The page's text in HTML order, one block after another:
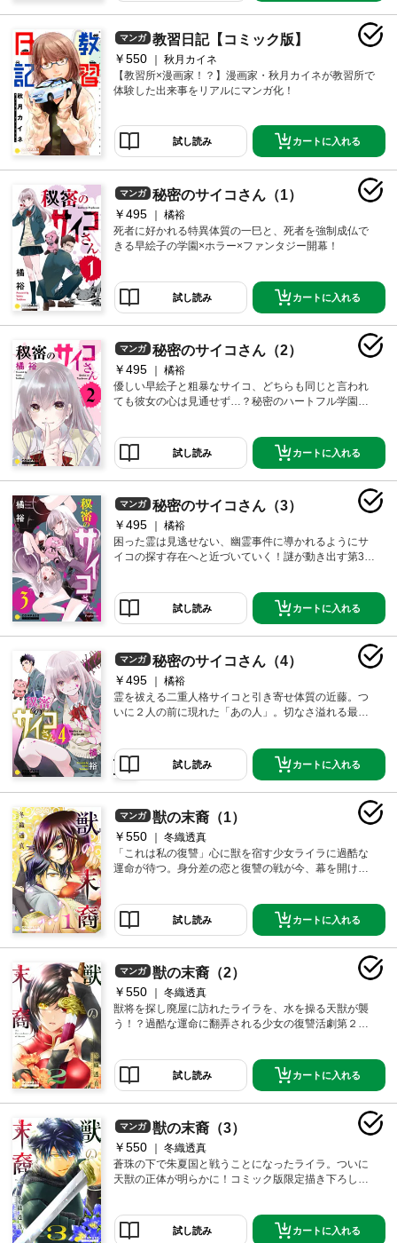
マンガ 教習日記【コミック版】
￥550
秋月カイネ
【教習所×漫画家！？】漫画家・秋月カイネが教習所で
体験した出来事をリアルにマンガ化！
試し読み カートに入れる
マンガ 秘密のサイコさん（1）
￥495
橘裕
死者に好かれる特異体質の一巳と、死者を強制成仏で
きる早絵子の学園×ホラー×ファンタジー開幕！
試し読み カートに入れる
マンガ 秘密のサイコさん（2）
￥495
橘裕
優しい早絵子と粗暴なサイコ、どちらも同じと言われ
ても彼女の心は見通せず…？秘密のハートフル学園ホ
試し読み カートに入れる
マンガ 秘密のサイコさん（3）
￥495
橘裕
困った霊は見逃せない、幽霊事件に導かれるようにサ
イコの探す存在へと近づいていく！謎が動き出す第3
試し読み カートに入れる
マンガ 秘密のサイコさん（4）
￥495
橘裕
霊を祓える二重人格サイコと引き寄せ体質の近藤。つ
いに２人の前に現れた「あの人」。切なさ溢れる最終
試し読み カートに入れる
マンガ 獣の末裔（1）
￥550
冬織透真
「これは私の復讐」心に獣を宿す少女ライラに過酷な
運命が待つ。身分差の恋と復讐の戦が今、幕を開け
試し読み カートに入れる
マンガ 獣の末裔（2）
￥550
冬織透真
獣将を探し廃屋に訪れたライラを、水を操る天獣が襲
う！？過酷な運命に翻弄される少女の復讐活劇第２
試し読み カートに入れる
マンガ 獣の末裔（3）
￥550
冬織透真
蒼珠の下で朱夏国と戦うことになったライラ。ついに
天獣の正体が明らかに！コミック版限定描き下ろしつ
試し読み カートに入れる